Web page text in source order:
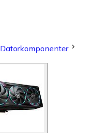
Datorkomponenter